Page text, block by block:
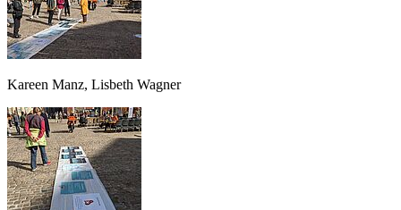
Kareen Manz, Lisbeth Wagner